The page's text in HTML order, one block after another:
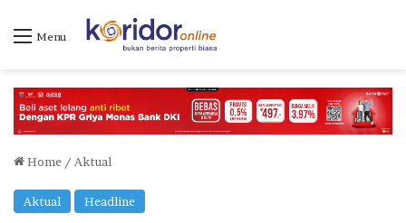
Menu
Home / Aktual
Aktual Headline